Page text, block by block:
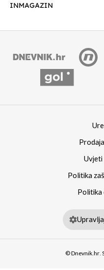
INMAGAZIN
Politika
Politika
© Dnevnik.hr.